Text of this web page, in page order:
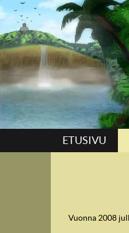
Suoraan sisältöön
ETUSIVU
Vuonna 2008